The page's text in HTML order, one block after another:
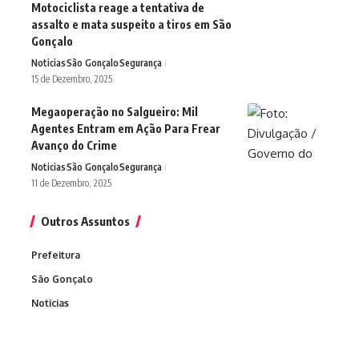
Motociclista reage a tentativa de
assalto e mata suspeito a tiros em São
Gonçalo
NoticiasSão GonçaloSegurança
15 de Dezembro, 2025
Megaoperação no Salgueiro: Mil
Agentes Entram em Ação Para Frear
Avanço do Crime
NoticiasSão GonçaloSegurança
11 de Dezembro, 2025
Outros Assuntos
Prefeitura
São Gonçalo
Noticias